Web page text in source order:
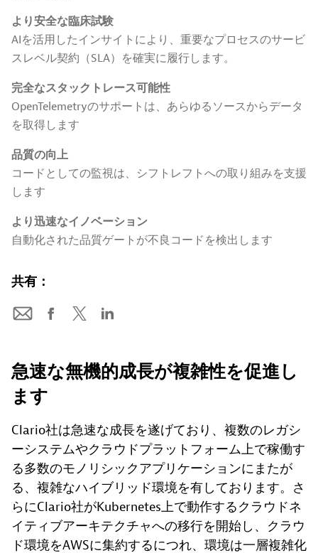
より安全な臨床試験
AIを活用したインサイトにより、重要なプロセスのサービ
スレベル契約（SLA）を確実に履行します。
完全なスタックトレース可能性
OpenTelemetryのサポートは、あらゆるソースからデータ
を取得します
品質の向上
コードとしての監視は、シフトレフトへの取り組みを支援
します
より迅速なイノベーション
自動化された品質ゲートが不良コードを検出します
共有：
急速な無機的成長が複雑性を促進し
ます
Clario社は急速な成長を遂げており、複数のレガシ
ーシステムやクラウドプラットフォーム上で稼働す
る多数のモノリシックアプリケーションにまたが
る、複雑なハイブリッド環境を有しております。さ
らにClario社がKubernetes上で動作するクラウドネ
イティブアーキテクチャへの移行を開始し、クラウ
ド環境をAWSに集約するにつれ、環境は一層複雑化